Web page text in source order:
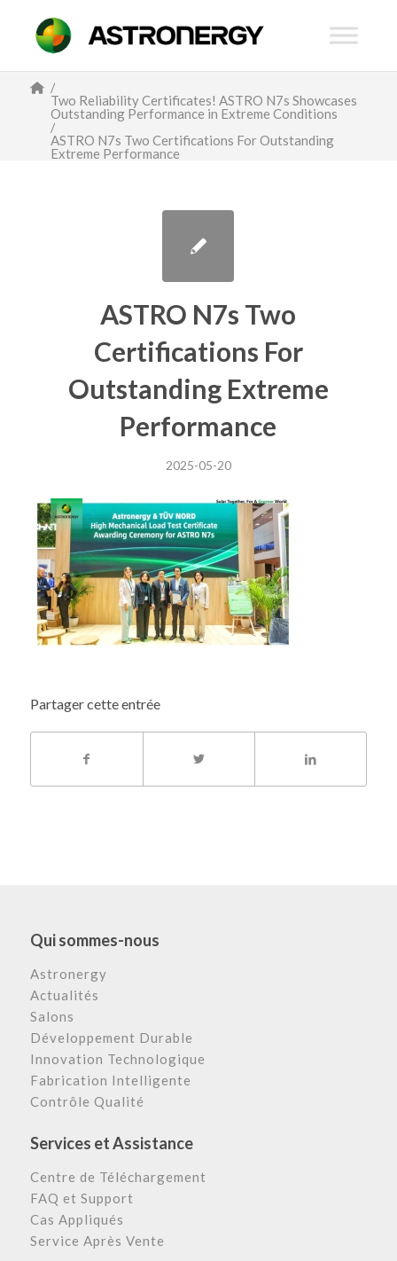
/
Two Reliability Certificates! ASTRO N7s Showcases
Outstanding Performance in Extreme Conditions
/
ASTRO N7s Two Certifications For Outstanding
Extreme Performance
ASTRO N7s Two
Certifications For
Outstanding Extreme
Performance
2025-05-20
Partager cette entrée
Qui sommes-nous
Astronergy
Actualités
Salons
Développement Durable
Innovation Technologique
Fabrication Intelligente
Contrôle Qualité
Services et Assistance
Centre de Téléchargement
FAQ et Support
Cas Appliqués
Service Après Vente